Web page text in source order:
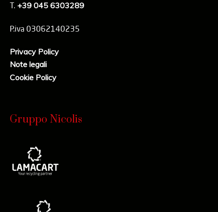
T. +39 045 6303289
P.iva 03062140235
Privacy Policy
Note legali
Cookie Policy
Gruppo Nicolis